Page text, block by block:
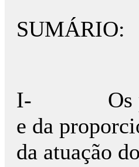
SUMÁRIO:
I- Os
e da
da atuação